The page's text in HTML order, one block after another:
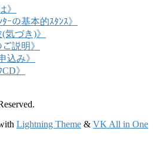
》
ｰの基本的ｽﾀﾝｽ》
気づき)》
説明》
込み》
》
Lightning Theme & VK All in One